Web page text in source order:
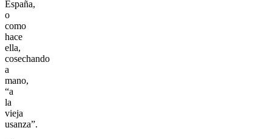
España,
o
como
hace
ella,
cosechando
a
mano,
“a
la
vieja
usanza”.